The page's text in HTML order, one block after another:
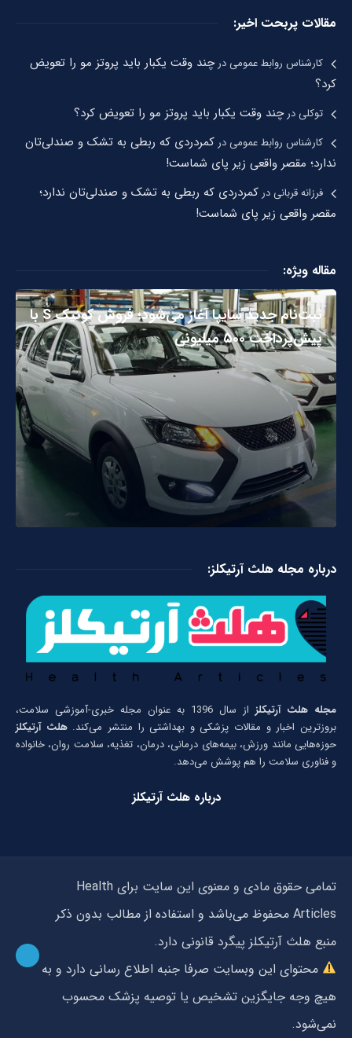
مقالات پربحت اخیر:
کارشناس روابط عمومیدرچند وقت یکبار باید پروتز مو را تعویض
کرد؟
توکلیدرچند وقت یکبار باید پروتز مو را تعویض کرد؟
کارشناس روابط عمومیدرکمردردی که ربطی به تشک و صندلی‌تان
ندارد؛ مقصر واقعی زیر پای شماست!
فرزانه قربانیدرکمردردی که ربطی به تشک و صندلی‌تان ندارد؛
مقصر واقعی زیر پای شماست!
مقاله ویژه:
ثبت‌نام جدید سایپا آغاز می‌شود؛ فروش کوئیک S با
پیش‌پرداخت ۵۰۰ میلیونی
درباره مجله هلث آرتیکلز:
مجله هلث آرتیکلز
از سال 1396 به عنوان مجله خبری-آموزشی سلامت،
بروزترین اخبار و مقالات پزشکی و بهداشتی را منتشر می‌کند.هلث آرتیکلز
حوزه‌هایی مانند ورزش، بیمه‌های درمانی، درمان، تغذیه، سلامت روان، خانواده
و فناوری سلامت را هم پوشش می‌دهد.
درباره هلث آرتیکلز
تمامی حقوق مادی و معنوی این سایت برای Health
Articles محفوظ می‌باشد و استفاده از مطالب بدون ذکر
منبع هلث آرتیکلز پیگرد قانونی دارد.
محتوای این وبسایت صرفا جنبه اطلاع رسانی دارد و به
هیچ وجه جایگزین تشخیص یا توصیه پزشک محسوب
نمی‌شود.